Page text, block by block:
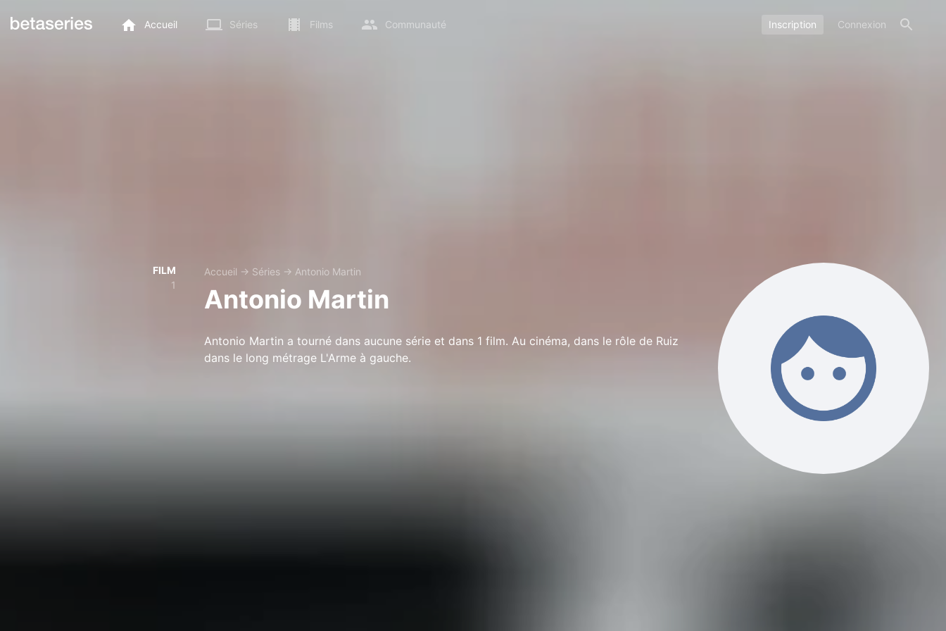
Accueil Séries Films Communauté Inscription Connexion
FILM
1
Accueil → Séries → Antonio Martin
Antonio Martin
Antonio Martin a tourné dans aucune série et dans 1 film. Au cinéma, dans le rôle de Ruiz
dans le long métrage L'Arme à gauche.